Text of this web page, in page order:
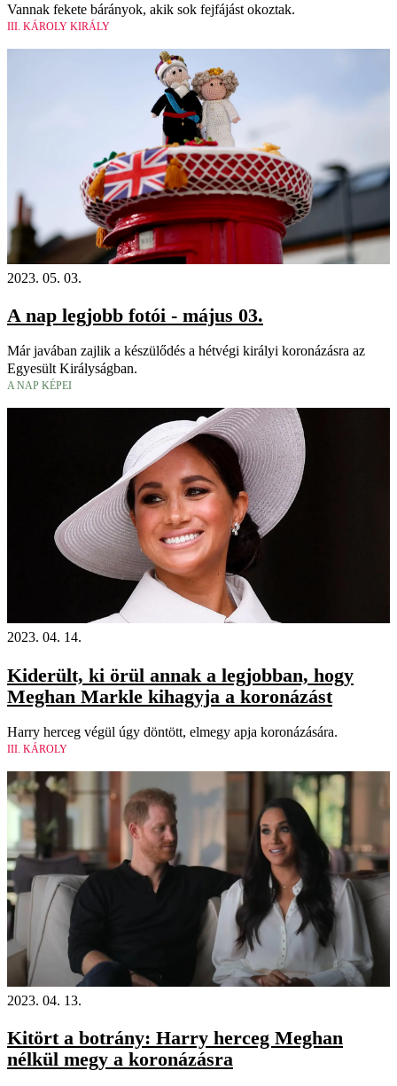
Vannak fekete bárányok, akik sok fejfájást okoztak.
III. KÁROLY KIRÁLY
2023. 05. 03.
A nap legjobb fotói - május 03.
Már javában zajlik a készülődés a hétvégi királyi koronázásra az
Egyesült Királyságban.
A NAP KÉPEI
2023. 04. 14.
Kiderült, ki örül annak a legjobban, hogy
Meghan Markle kihagyja a koronázást
Harry herceg végül úgy döntött, elmegy apja koronázására.
III. KÁROLY
2023. 04. 13.
Kitört a botrány: Harry herceg Meghan
nélkül megy a koronázásra